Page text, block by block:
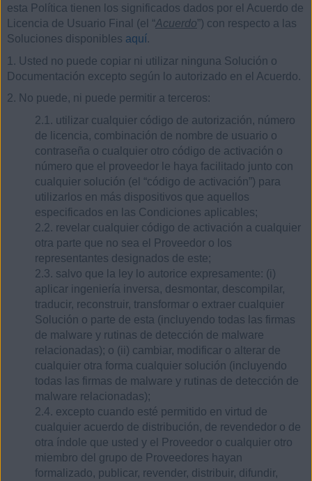
esta Política tienen los significados dados por el Acuerdo de
Licencia de Usuario Final (el “Acuerdo”) con respecto a las
Soluciones disponibles aquí.
1. Usted no puede copiar ni utilizar ninguna Solución o
Documentación excepto según lo autorizado en el Acuerdo.
2. No puede, ni puede permitir a terceros:
2.1. utilizar cualquier código de autorización, número
de licencia, combinación de nombre de usuario o
contraseña o cualquier otro código de activación o
número que el proveedor le haya facilitado junto con
cualquier solución (el “código de activación”) para
utilizarlos en más dispositivos que aquellos
especificados en las Condiciones aplicables;
2.2. revelar cualquier código de activación a cualquier
otra parte que no sea el Proveedor o los
representantes designados de este;
2.3. salvo que la ley lo autorice expresamente: (i)
aplicar ingeniería inversa, desmontar, descompilar,
traducir, reconstruir, transformar o extraer cualquier
Solución o parte de esta (incluyendo todas las firmas
de malware y rutinas de detección de malware
relacionadas); o (ii) cambiar, modificar o alterar de
cualquier otra forma cualquier solución (incluyendo
todas las firmas de malware y rutinas de detección de
malware relacionadas);
2.4. excepto cuando esté permitido en virtud de
cualquier acuerdo de distribución, de revendedor o de
otra índole que usted y el Proveedor o cualquier otro
miembro del grupo de Proveedores hayan
formalizado, publicar, revender, distribuir, difundir,